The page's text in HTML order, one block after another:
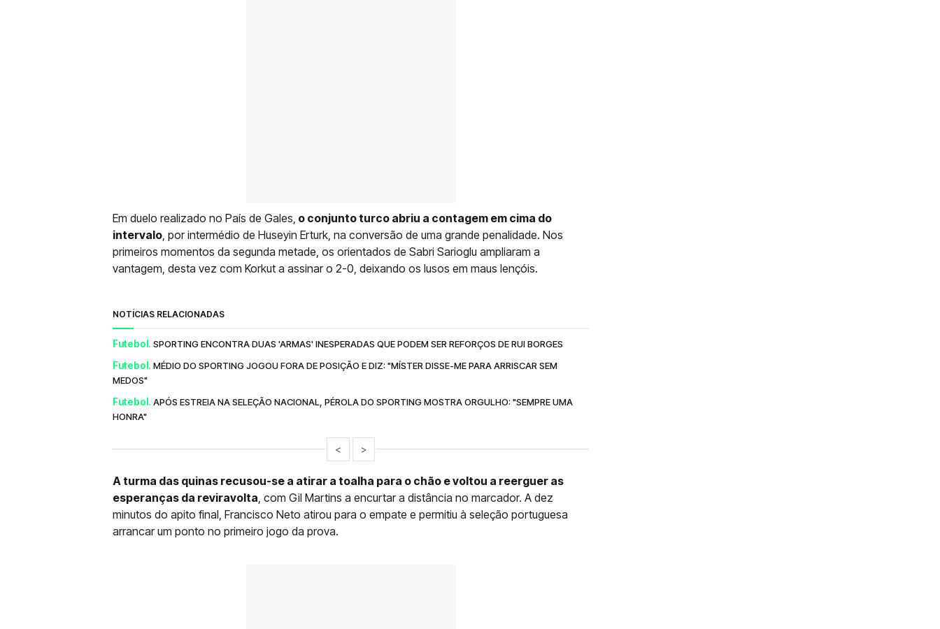
Em duelo realizado no País de Gales, o conjunto turco abriu a contagem em cima do
intervalo , por intermédio de Huseyin Erturk, na conversão de uma grande penalidade. Nos
primeiros momentos da segunda metade, os orientados de Sabri Sarioglu ampliaram a
vantagem, desta vez com Korkut a assinar o 2-0, deixando os lusos em maus lençóis.
NOTÍCIAS RELACIONADAS
Futebol. SPORTING ENCONTRA DUAS 'ARMAS' INESPERADAS QUE PODEM SER REFORÇOS DE RUI BORGES
Futebol. MÉDIO DO SPORTING JOGOU FORA DE POSIÇÃO E DIZ: "MÍSTER DISSE-ME PARA ARRISCAR SEM
MEDOS"
Futebol. APÓS ESTREIA NA SELEÇÃO NACIONAL, PÉROLA DO SPORTING MOSTRA ORGULHO: "SEMPRE UMA
HONRA"
< >
A turma das quinas recusou-se a atirar a toalha para o chão e voltou a reerguer as
esperanças da reviravolta , com Gil Martins a encurtar a distância no marcador. A dez
minutos do apito final, Francisco Neto atirou para o empate e permitiu à seleção portuguesa
arrancar um ponto no primeiro jogo da prova.